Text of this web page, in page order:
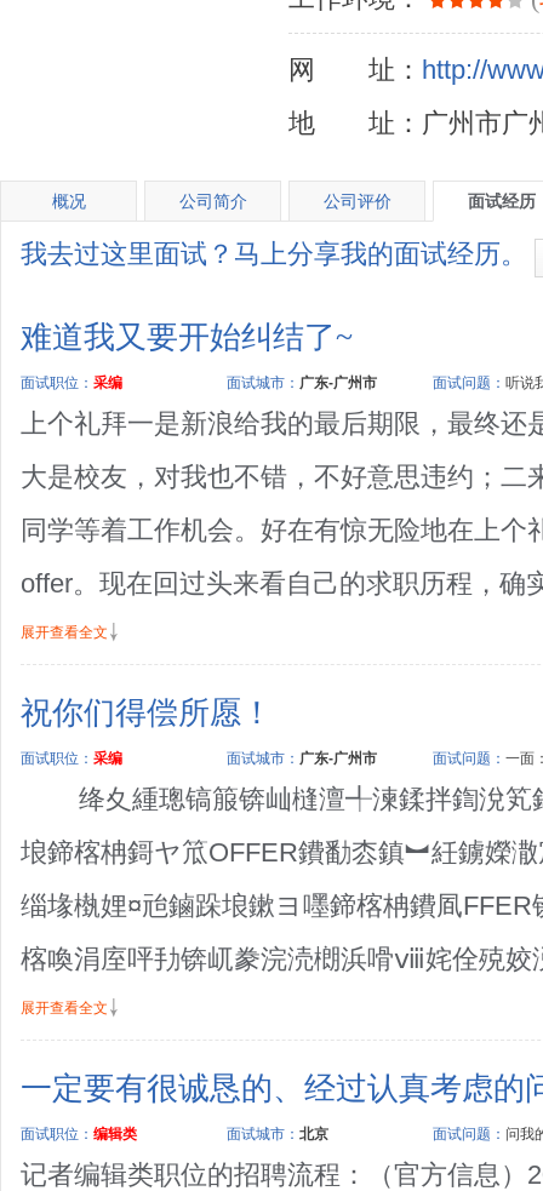
网 址： http://
地 址：广州市广
概况 公司简介 公司评价 面试经历
我去过这里面试？马上分享我的面试经历。
难道我又要开始纠结了~
面试职位： 采编 面试城市： 广东-广州市 面试问题： 听说
上个礼拜一是新浪给我的最后期限，最终还
大是校友，对我也不错，不好意思违约；二
同学等着工作机会。好在有惊无险地在上个
offer。现在回过头来看自己的求职历程，确
展开查看全文
祝你们得偿所愿！
面试职位： 采编 面试城市： 广东-广州市 面试问题： 一面
绛夊緟璁镐箙锛屾槰澶╃湅鍒拌鍧涗笂
埌鍗楁柟鎶ヤ笟OFFER鐨勫枩鎮︼紝鐪嬫
缁堟槸娌¤兘鏀跺埌鏉ヨ嚜鍗楁柟鐨凮
楁喚涓庢呯劧锛屼豢浣涜樃浜嗗ⅷ姹佺殑姣
展开查看全文
一定要有很诚恳的、经过认真考虑的
面试职位： 编辑类 面试城市： 北京 面试问题： 问我
记者编辑类职位的招聘流程：（官方信息）